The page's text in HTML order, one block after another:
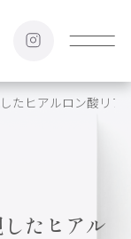
たヒアルロン酸リ
たヒアル